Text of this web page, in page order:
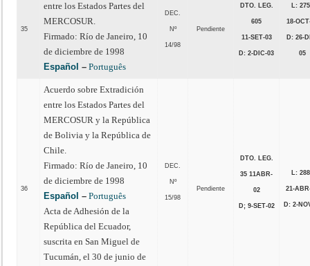
35
entre los Estados Partes del
MERCOSUR.
Firmado: Río de Janeiro, 10
de diciembre de 1998
Español – Português
DEC.
Nº
14/98
Pendiente
DTO. LEG.
605
11-SET-03
D: 2-DIC-03
L:
18-
D: 26-
05
36
Acuerdo sobre Extradición
entre los Estados Partes del
MERCOSUR y la República
de Bolivia y la República de
Chile.
Firmado: Río de Janeiro, 10
de diciembre de 1998
Español – Português
Acta de Adhesión de la
República del Ecuador,
suscrita en San Miguel de
Tucumán, el 30 de junio de
DEC.
Nº
15/98
Pendiente
DTO. LEG.
35 11ABR-
02
D; 9-SET-02
L:
21-
D: 2-